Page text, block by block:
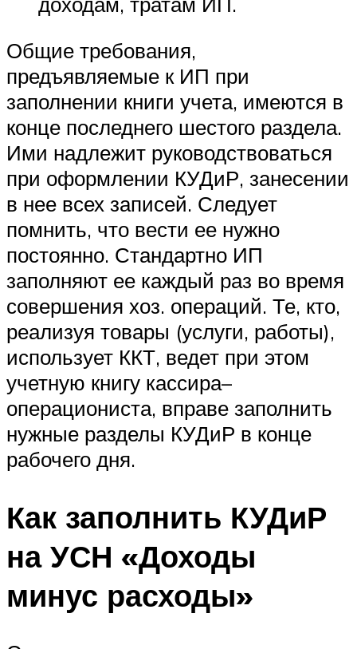
Общие требования,
предъявляемые к ИП при
заполнении книги учета, имеются в
конце последнего шестого раздела.
Ими надлежит руководствоваться
при оформлении КУДиР, занесении
в нее всех записей. Следует
помнить, что вести ее нужно
постоянно. Стандартно ИП
заполняют ее каждый раз во время
совершения хоз. операций. Те, кто,
реализуя товары (услуги, работы),
использует ККТ, ведет при этом
учетную книгу кассира–
операциониста, вправе заполнить
нужные разделы КУДиР в конце
рабочего дня.
Как заполнить КУДиР
на УСН «Доходы
минус расходы»